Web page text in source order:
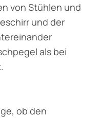
von Stühlen und
und der
als bei
ob den